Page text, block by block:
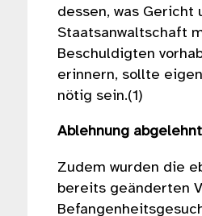
dessen, was Gericht
Staatsanwaltschaft
Beschuldigten
erinnern, sollte
nötig sein.(1)
Ablehnung abgelehnt
Zudem wurden die
bereits geänderten